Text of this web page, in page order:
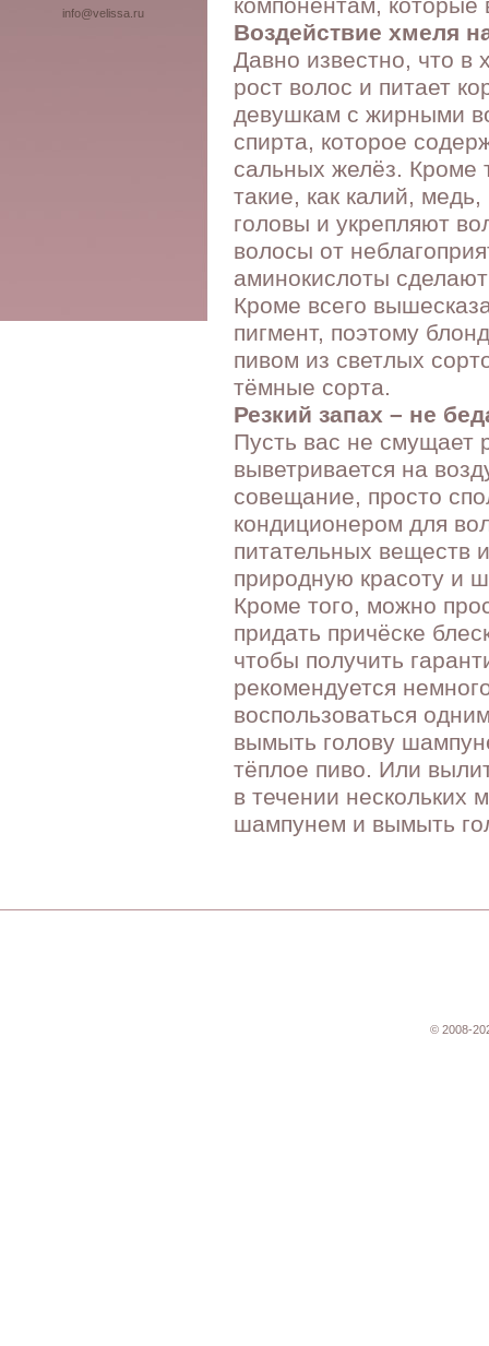
info@velissa.ru
компонентам,
Воздействие хмеля
Давно известно, что в
рост волос и питает
девушкам с жирными
спирта, которое
сальных желёз. Кроме
такие, как калий,
головы и укрепляют
волосы от
аминокислоты
Кроме всего
пигмент, поэтому
пивом из светлых
тёмные сорта.
Резкий запах – не
Пусть вас не смущает
выветривается на
совещание, просто
кондиционером для
питательных веществ
природную красоту и
Кроме того, можно
придать причёске
чтобы получить
рекомендуется
воспользоваться
вымыть голову
тёплое пиво. Или
в течении
шампунем и вымыть
© 2008-